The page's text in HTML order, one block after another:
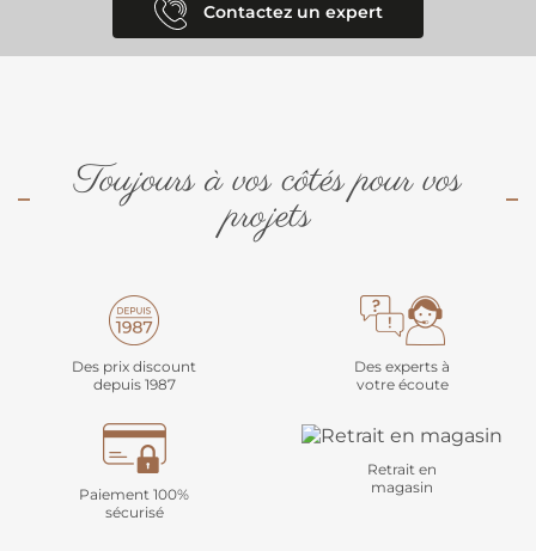
Contactez un expert
Toujours à vos côtés pour vos
projets
Des prix discount
depuis 1987
Des experts à
votre écoute
Paiement 100%
sécurisé
Retrait en
magasin